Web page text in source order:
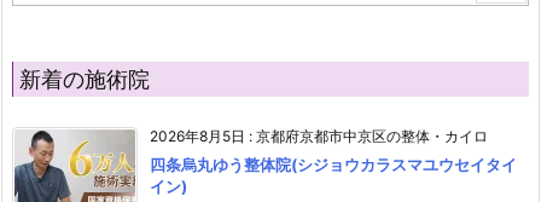
新着の施術院
2026年8月5日 : 京都府京都市中京区の整体・カイロ
四条烏丸ゆう整体院(シジョウカラスマユウセイタイ
イン)